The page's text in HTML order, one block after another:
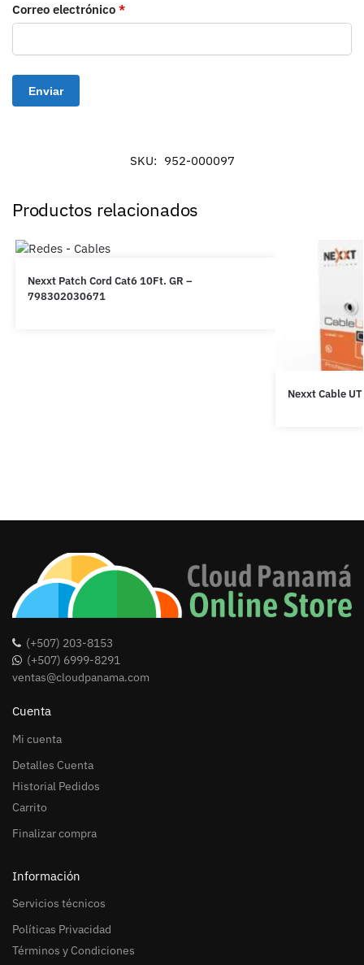
Correo electrónico *
SKU: 952-000097
Productos relacionados
Nexxt Patch Cord Cat6 10Ft. GR –
798302030671
Nexxt Cable
(+507) 203-8153
(+507) 6999-8291
ventas@cloudpanama.com
Cuenta
Mi cuenta
Detalles Cuenta
Historial Pedidos
Carrito
Finalizar compra
Información
Servicios técnicos
Políticas Privacidad
Términos y Condiciones